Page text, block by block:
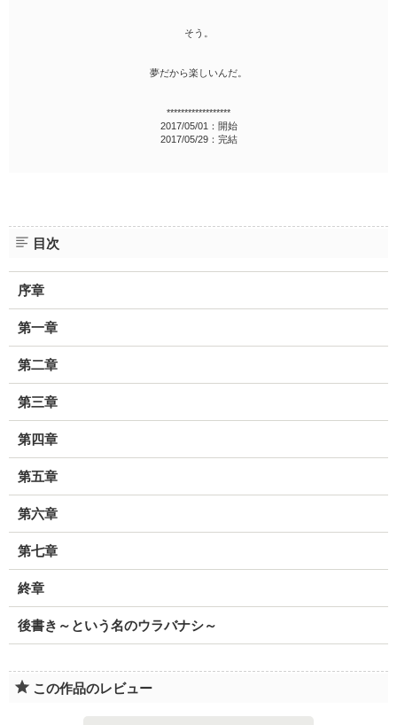
そう。
夢だから楽しいんだ。
******************
2017/05/01：開始
2017/05/29：完結
目次
序章
第一章
第二章
第三章
第四章
第五章
第六章
第七章
終章
後書き～という名のウラバナシ～
この作品のレビュー